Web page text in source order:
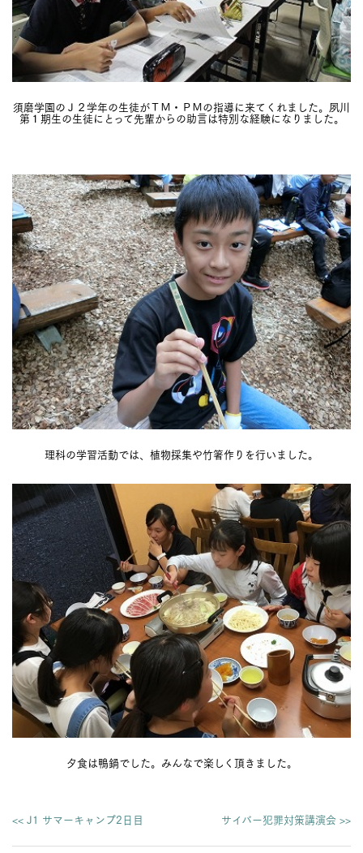
須磨学園のＪ２学年の生徒がＴＭ・ＰＭの指導に来てくれました。夙川
第１期生の生徒にとって先輩からの助言は特別な経験になりました。
理科の学習活動では、植物採集や竹箸作りを行いました。
夕食は鴨鍋でした。みんなで楽しく頂きました。
<< J1 サマーキャンプ2日目 サイバー犯罪対策講演会 >>